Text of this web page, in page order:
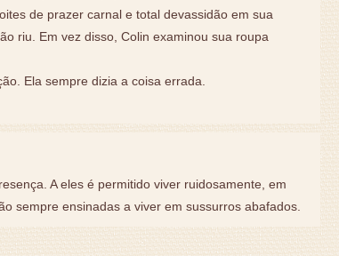
de prazer carnal e total devassidão em sua
riu. Em vez disso, Colin examinou sua roupa
Ela sempre dizia a coisa errada.
A eles é permitido viver ruidosamente, em
sempre ensinadas a viver em sussurros abafados.